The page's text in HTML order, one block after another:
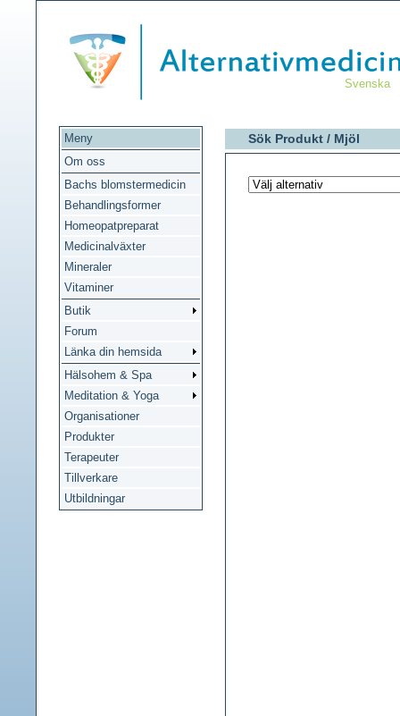
Svenska
Meny
Om oss
Bachs blomstermedicin
Behandlingsformer
Homeopatpreparat
Medicinalväxter
Mineraler
Vitaminer
Butik
Forum
Länka din hemsida
Hälsohem & Spa
Meditation & Yoga
Organisationer
Produkter
Terapeuter
Tillverkare
Utbildningar
Sök Produkt / Mjöl